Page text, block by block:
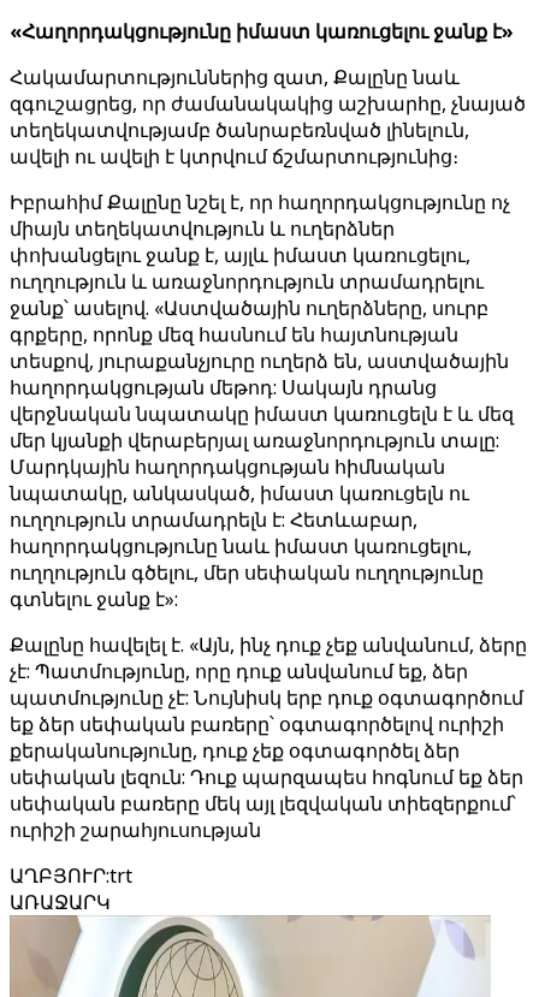
«Հաղորդակցությունը իմաստ կառուցելու ջանք է»
Հակամարտություններից զատ, Քալընը նաև
զգուշացրեց, որ ժամանակակից աշխարհը, չնայած
տեղեկատվությամբ ծանրաբեռնված լինելուն,
ավելի ու ավելի է կտրվում ճշմարտությունից։
Իբրահիմ Քալընը նշել է, որ հաղորդակցությունը ոչ
միայն տեղեկատվություն և ուղերձներ
փոխանցելու ջանք է, այլև իմաստ կառուցելու,
ուղղություն և առաջնորդություն տրամադրելու
ջանք՝ ասելով. «Աստվածային ուղերձները, սուրբ
գրքերը, որոնք մեզ հասնում են հայտնության
տեսքով, յուրաքանչյուրը ուղերձ են, աստվածային
հաղորդակցության մեթոդ: Սակայն դրանց
վերջնական նպատակը իմաստ կառուցելն է և մեզ
մեր կյանքի վերաբերյալ առաջնորդություն տալը:
Մարդկային հաղորդակցության հիմնական
նպատակը, անկասկած, իմաստ կառուցելն ու
ուղղություն տրամադրելն է: Հետևաբար,
հաղորդակցությունը նաև իմաստ կառուցելու,
ուղղություն գծելու, մեր սեփական ուղղությունը
գտնելու ջանք է»:
Քալընը հավելել է. «Այն, ինչ դուք չեք անվանում, ձերը
չէ: Պատմությունը, որը դուք անվանում եք, ձեր
պատմությունը չէ: Նույնիսկ երբ դուք օգտագործում
եք ձեր սեփական բառերը՝ օգտագործելով ուրիշի
քերականությունը, դուք չեք օգտագործել ձեր
սեփական լեզուն: Դուք պարզապես հոգնում եք ձեր
սեփական բառերը մեկ այլ լեզվական տիեզերքում՝
ուրիշի շարահյուսության
ԱՂԲՅՈՒՐ:trt
ԱՌԱՋԱՐԿ